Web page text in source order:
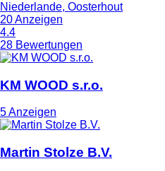
Niederlande, Oosterhout
20 Anzeigen
4.4
28 Bewertungen
KM WOOD s.r.o.
5 Anzeigen
Martin Stolze B.V.